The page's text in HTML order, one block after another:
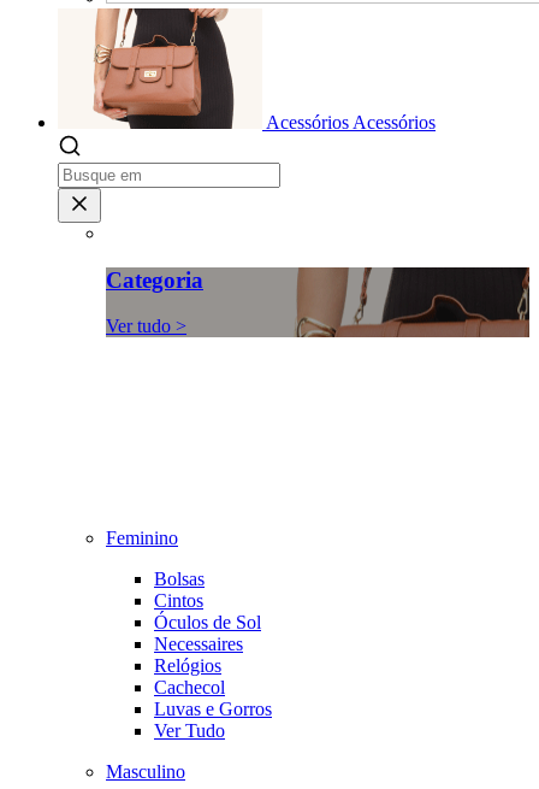
Acessórios Acessórios
Categoria
Ver tudo >
Feminino
Bolsas
Cintos
Óculos de Sol
Necessaires
Relógios
Cachecol
Luvas e Gorros
Ver Tudo
Masculino